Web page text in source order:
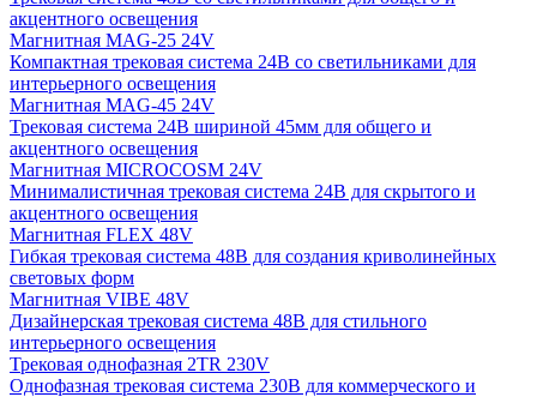
акцентного освещения
Магнитная MAG-25 24V
Компактная трековая система 24В со светильниками для
интерьерного освещения
Магнитная MAG-45 24V
Трековая система 24В шириной 45мм для общего и
акцентного освещения
Магнитная MICROCOSM 24V
Минималистичная трековая система 24В для скрытого и
акцентного освещения
Магнитная FLEX 48V
Гибкая трековая система 48В для создания криволинейных
световых форм
Магнитная VIBE 48V
Дизайнерская трековая система 48В для стильного
интерьерного освещения
Трековая однофазная 2TR 230V
Однофазная трековая система 230В для коммерческого и